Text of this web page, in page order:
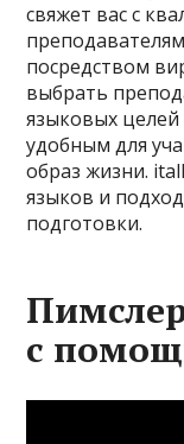
свяжет вас с
посредством
выбрать
языковых целей
удобным для
образ жизни.
языков и
подготовки.
с